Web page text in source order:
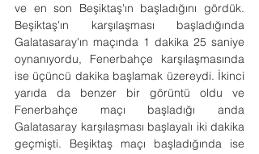
ve en son Beşiktaş'ın başladığını gördük.
Beşiktaş'ın karşılaşması başladığında
Galatasaray'ın maçında 1 dakika 25 saniye
oynanıyordu, Fenerbahçe karşılaşmasında
ise üçüncü dakika başlamak üzereydi. İkinci
yarıda da benzer bir görüntü oldu ve
Fenerbahçe maçı başladığı anda
Galatasaray karşılaşması başlayalı iki dakika
geçmişti. Beşiktaş maçı başladığında ise